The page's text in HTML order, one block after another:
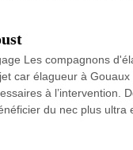
Les compagnons
car élagueur à
à
du nec plus ultra